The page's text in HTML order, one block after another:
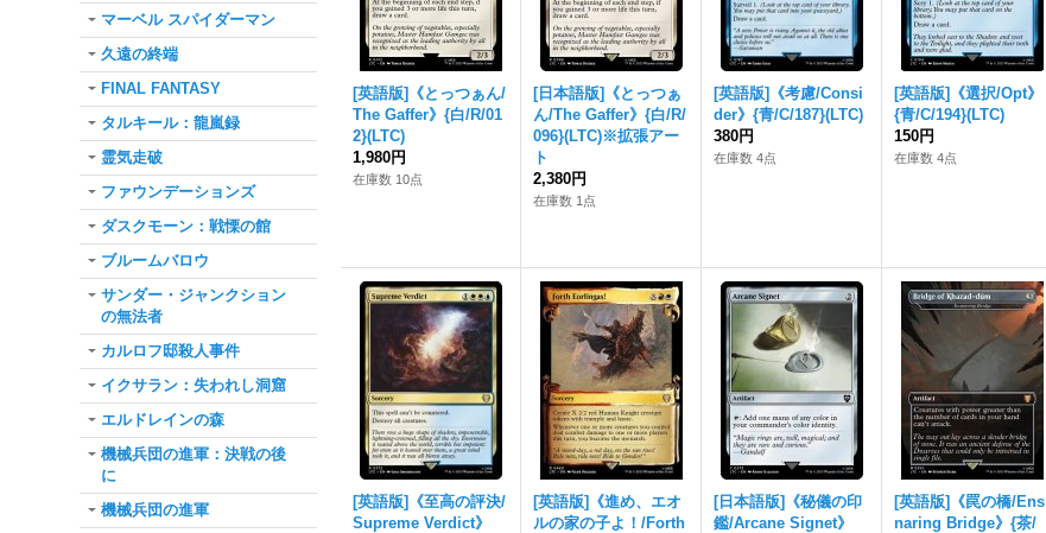
マーベル スパイダーマン
久遠の終端
FINAL FANTASY
タルキール：龍嵐録
霊気走破
ファウンデーションズ
ダスクモーン：戦慄の館
ブルームバロウ
サンダー・ジャンクション
の無法者
カルロフ邸殺人事件
イクサラン：失われし洞窟
エルドレインの森
機械兵団の進軍：決戦の後
に
機械兵団の進軍
[英語版]《とっつぁん/
The Gaffer》{白/R/01
2}(LTC)
1,980円
在庫数 10点
[日本語版]《とっつぁ
ん/The Gaffer》{白/R/
096}(LTC)※拡張アー
ト
2,380円
在庫数 1点
[英語版]《考慮/Consi
der》{青/C/187}(LTC)
380円
在庫数 4点
[英語版]《選択/Opt》
{青/C/194}(LTC)
150円
在庫数 4点
[英語版]《至高の評決/
Supreme Verdict》
[英語版]《進め、エオ
ルの家の子よ！/Forth
[日本語版]《秘儀の印
鑑/Arcane Signet》
[英語版]《罠の橋/Ens
naring Bridge》{茶/